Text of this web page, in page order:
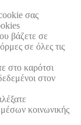
σας
βάζετε σε
σε όλες τις
στο καρότσι
στον
μέσων κοινωνικής